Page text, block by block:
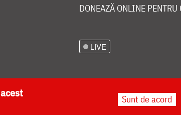
DONEAZĂ ONLINE
LIVE
Sunt de acord